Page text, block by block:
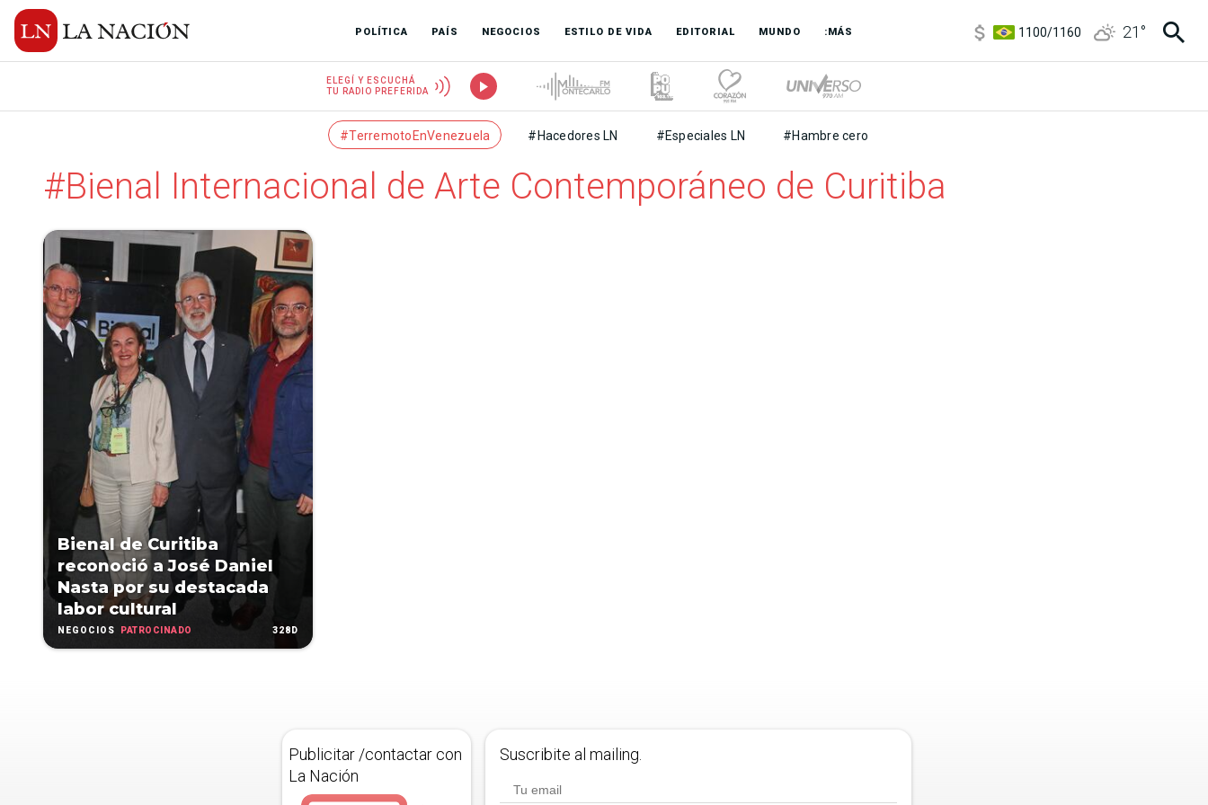
POLÍTICA PAÍS NEGOCIOS ESTILO DE VIDA EDITORIAL MUNDO :MÁS
1100/1160
21 °
ELEGÍ Y ESCUCHÁ
TU RADIO PREFERIDA
#TerremotoEnVenezuela #Hacedores LN #Especiales LN #Hambre cero
#Bienal Internacional de Arte Contemporáneo de Curitiba
Bienal de Curitiba
reconoció a José Daniel
Nasta por su destacada
labor cultural
NEGOCIOS PATROCINADO 328D
Publicitar /contactar con
La Nación
Suscribite al mailing.